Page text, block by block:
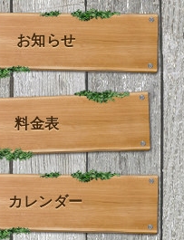
お知らせ
料金表
カレンダー